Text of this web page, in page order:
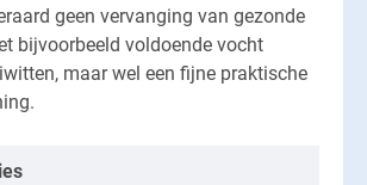
geen vervanging van gezonde
bijvoorbeeld voldoende vocht
maar wel een fijne praktische